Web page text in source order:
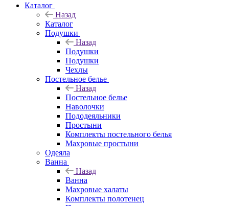
Каталог
Назад
Каталог
Подушки
Назад
Подушки
Подушки
Чехлы
Постельное белье
Назад
Постельное белье
Наволочки
Пододеяльники
Простыни
Комплекты постельного белья
Махровые простыни
Одеяла
Ванна
Назад
Ванна
Махровые халаты
Комплекты полотенец